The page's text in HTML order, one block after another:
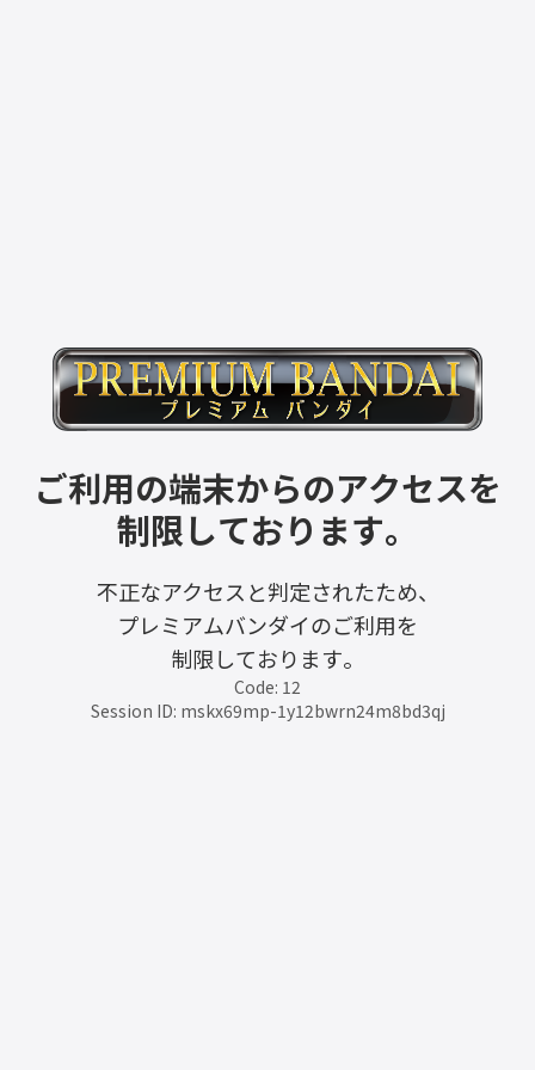
ご利用の端末からのアクセスを
制限しております。
不正なアクセスと判定されたため、
プレミアムバンダイのご利用を
制限しております。
Code: 12
Session ID: mskx69mp-1y12bwrn24m8bd3qj